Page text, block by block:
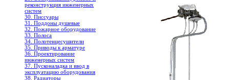
реконструкция инженерных
систем
30. Писсуары
31. Поддоны душевые
32. Пожарное оборудование
33. Полоса
34. Полотенцесушители
35. Приводы к арматуре
36. Проектирование
инженерных систем
37. Пусконаладка и ввод в
эксплуатацию оборудования
38. Радиаторы